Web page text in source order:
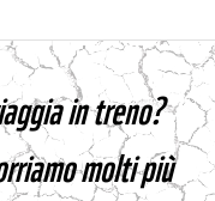
in treno?
molti più